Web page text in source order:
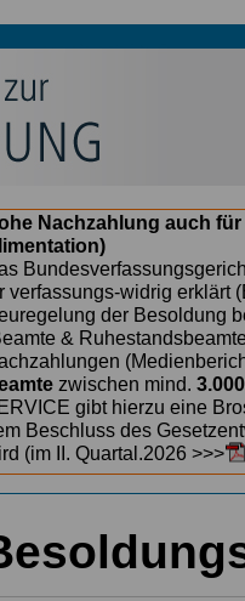
Nachzahlung auch
verfassungs-widrig erklärt
der Besoldung
&
zwischen mind.
gibt hierzu eine
Beschluss des
(im II. Quartal.2026 >>>